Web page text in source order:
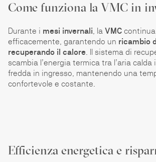
Come funziona la VMC in
Durante i mesi invernali, la VMC
efficacemente, garantendo un ricambio
recuperando il calore. Il sistema di
scambia l’energia termica tra l’aria calda
fredda in ingresso, mantenendo una
confortevole e costante.
Efficienza energetica e